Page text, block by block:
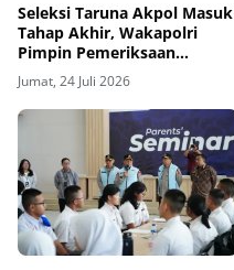
Seleksi Taruna Akpol Masuk
Tahap Akhir, Wakapolri
Pimpin Pemeriksaan
Penampilan 404 Catar
Jumat, 24 Juli 2026